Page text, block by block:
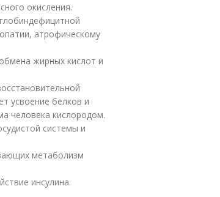
окисления.
атрофическому
жирных кислот и
усвоение белков и
человека кислородом.
системы и
метаболизм
инсулина.